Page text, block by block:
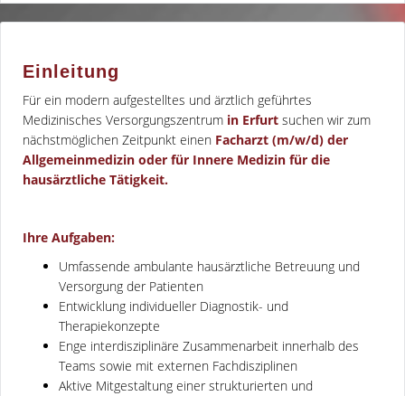
Einleitung
Für ein modern aufgestelltes und ärztlich geführtes
Medizinisches Versorgungszentrum in Erfurt suchen wir zum
nächstmöglichen Zeitpunkt einen Facharzt (m/w/d) der
Allgemeinmedizin oder für Innere Medizin für die
hausärztliche Tätigkeit.
Ihre Aufgaben:
Umfassende ambulante hausärztliche Betreuung und
Versorgung der Patienten
Entwicklung individueller Diagnostik- und
Therapiekonzepte
Enge interdisziplinäre Zusammenarbeit innerhalb des
Teams sowie mit externen Fachdisziplinen
Aktive Mitgestaltung einer strukturierten und